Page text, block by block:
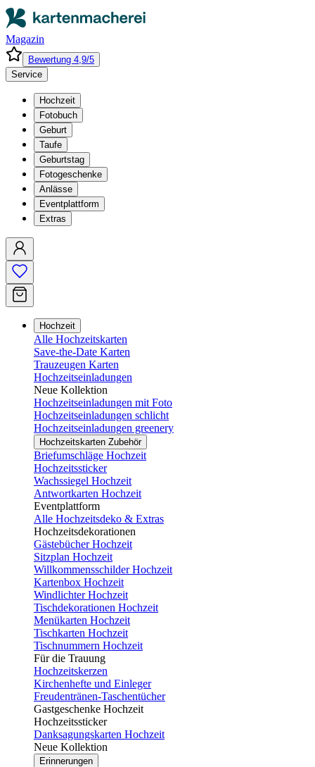
Magazin
Bewertung 4,9/5
Service
Hochzeit
Fotobuch
Geburt
Taufe
Geburtstag
Fotogeschenke
Anlässe
Eventplattform
Extras
Hochzeit
Alle Hochzeitskarten
Save-the-Date Karten
Trauzeugen Karten
Hochzeitseinladungen
Neue Kollektion
Hochzeitseinladungen mit Foto
Hochzeitseinladungen schlicht
Hochzeitseinladungen greenery
Hochzeitskarten Zubehör
Briefumschläge Hochzeit
Hochzeitssticker
Wachssiegel Hochzeit
Antwortkarten Hochzeit
Eventplattform
Alle Hochzeitsdeko & Extras
Hochzeitsdekorationen
Gästebücher Hochzeit
Sitzplan Hochzeit
Willkommensschilder Hochzeit
Kartenbox Hochzeit
Windlichter Hochzeit
Tischdekorationen Hochzeit
Menükarten Hochzeit
Tischkarten Hochzeit
Tischnummern Hochzeit
Für die Trauung
Hochzeitskerzen
Kirchenhefte und Einleger
Freudentränen-Taschentücher
Gastgeschenke Hochzeit
Hochzeitssticker
Danksagungskarten Hochzeit
Neue Kollektion
Erinnerungen